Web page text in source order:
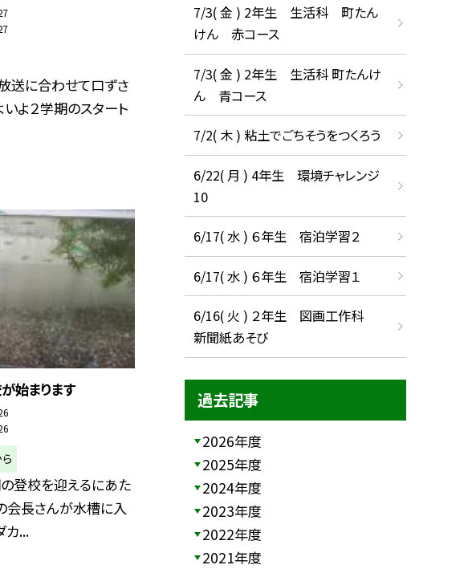
送に合わせて口ずさ
いよ２学期のスタート
始まります
登校を迎えるにあた
会長さんが水槽に入
カ...
7/3( 金 ) 2年生 生活科 町たん
けん 赤コース
7/3( 金 ) 2年生 生活科 町たんけ
ん 青コース
7/2( 木 ) 粘土でごちそうをつくろう
6/22( 月 ) 4年生 環境チャレンジ
10
6/17( 水 ) ６年生 宿泊学習２
6/17( 水 ) ６年生 宿泊学習１
6/16( 火 ) ２年生 図画工作科
新聞紙あそび
過去記事
2026年度
2025年度
2024年度
2023年度
2022年度
2021年度